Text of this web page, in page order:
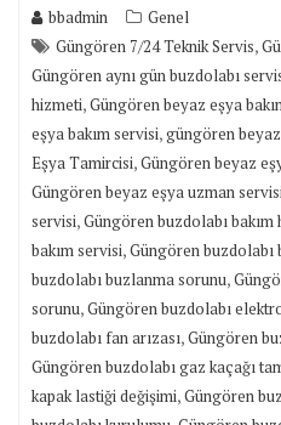
bbadmin
Genel
Güngören 7/24 Teknik Servis,
Güngören aynı gün buzdolabı
hizmeti,Güngören beyaz eşya
eşya bakım servisi,güngören
Eşya Tamircisi,Güngören beyaz
Güngören beyaz eşya uzman
servisi,Güngören buzdolabı bakım
bakım servisi,Güngören buzdolabı
buzdolabı buzlanma sorunu,
sorunu,Güngören buzdolabı
buzdolabı fan arızası,Güngören
Güngören buzdolabı gaz kaçağı
kapak lastiği değişimi,Güngören